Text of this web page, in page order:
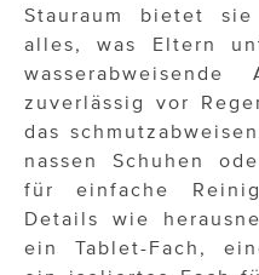
Stauraum bietet
alles, was Eltern
wasserabweisende
zuverlässig vor
das
nassen Schuhen
für einfache
Details wie
ein Tablet-Fach,